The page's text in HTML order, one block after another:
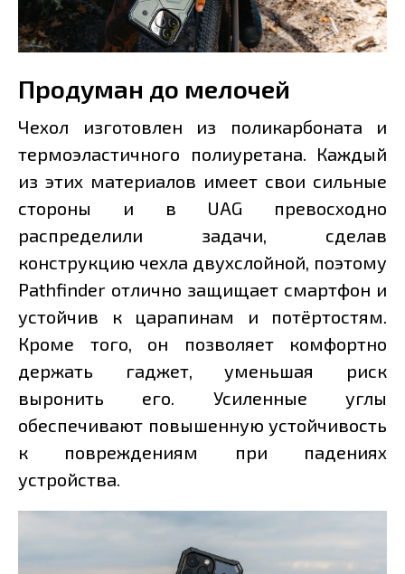
Продуман до мелочей
Чехол изготовлен из поликарбоната и
термоэластичного полиуретана. Каждый
из этих материалов имеет свои сильные
стороны и в UAG превосходно
распределили задачи, сделав
конструкцию чехла двухслойной, поэтому
Pathfinder отлично защищает смартфон и
устойчив к царапинам и потёртостям.
Кроме того, он позволяет комфортно
держать гаджет, уменьшая риск
выронить его. Усиленные углы
обеспечивают повышенную устойчивость
к повреждениям при падениях
устройства.